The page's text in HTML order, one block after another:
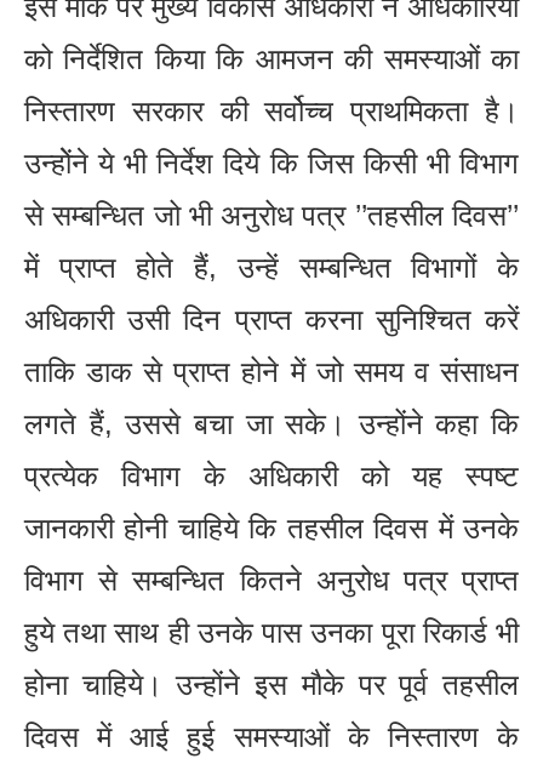
को निर्देशित किया कि आमजन की समस्याओं का
निस्तारण सरकार की सर्वोच्च प्राथमिकता है।
उन्होेंने ये भी निर्देश दिये कि जिस किसी भी विभाग
से सम्बन्धित जो भी अनुरोध पत्र ’’तहसील दिवस’’
में प्राप्त होते हैं, उन्हें सम्बन्धित विभागों के
अधिकारी उसी दिन प्राप्त करना सुनिश्चित करें
ताकि डाक से प्राप्त होने में जो समय व संसाधन
लगते हैं, उससे बचा जा सके। उन्होंने कहा कि
प्रत्येक विभाग के अधिकारी को यह स्पष्ट
जानकारी होनी चाहिये कि तहसील दिवस में उनके
विभाग से सम्बन्धित कितने अनुरोध पत्र प्राप्त
हुये तथा साथ ही उनके पास उनका पूरा रिकार्ड भी
होना चाहिये। उन्होंने इस मौके पर पूर्व तहसील
दिवस में आई हुई समस्याओं के निस्तारण के